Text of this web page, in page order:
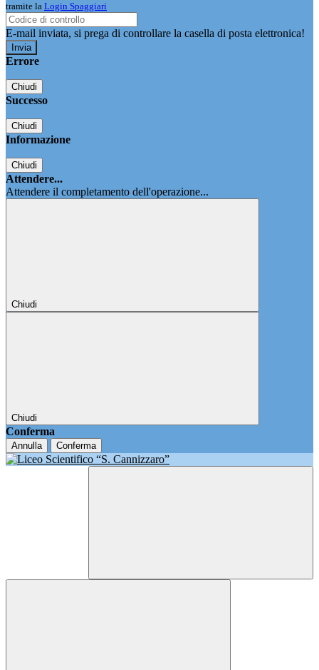
tramite la Login Spaggiari
E-mail inviata, si prega di controllare la casella di posta elettronica!
Errore
Chiudi
Successo
Chiudi
Informazione
Chiudi
Attendere...
Attendere il completamento dell'operazione...
Chiudi
Chiudi
Conferma
Annulla Conferma